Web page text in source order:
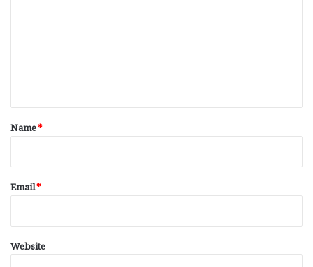
*
Name*
Email*
Website